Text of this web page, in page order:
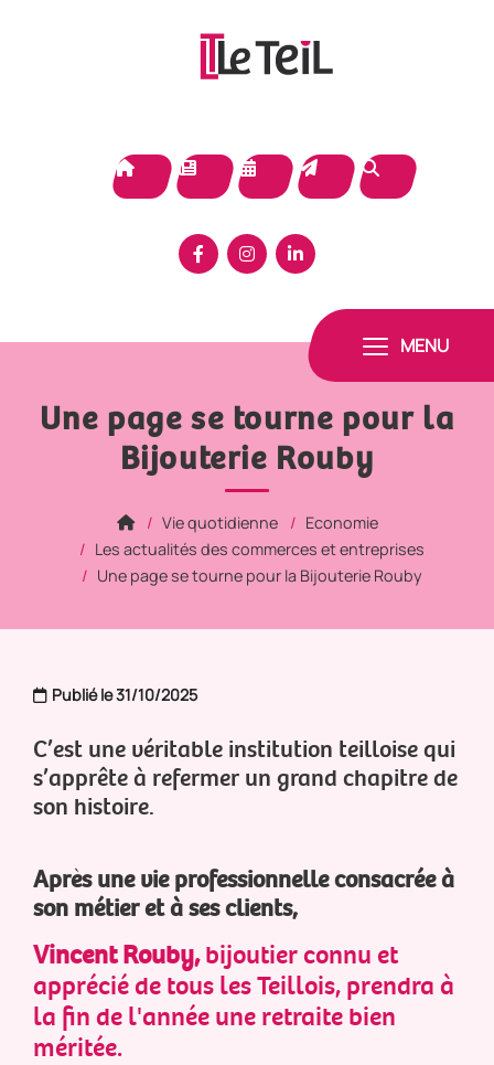
MENU
Une page se tourne pour la
Bijouterie Rouby
Vie quotidienne
Economie
Les actualités des commerces et entreprises
Une page se tourne pour la Bijouterie Rouby
Publié le 31/10/2025
C’est une véritable institution teilloisequi
s’apprête à refermer un grand chapitre de
son histoire.
Après une vie professionnelle consacrée à
son métier et à ses clients,
Vincent Rouby,bijoutier connu et
apprécié de tous les Teillois, prendra à
la fin de l'année une retraite bien
méritée.